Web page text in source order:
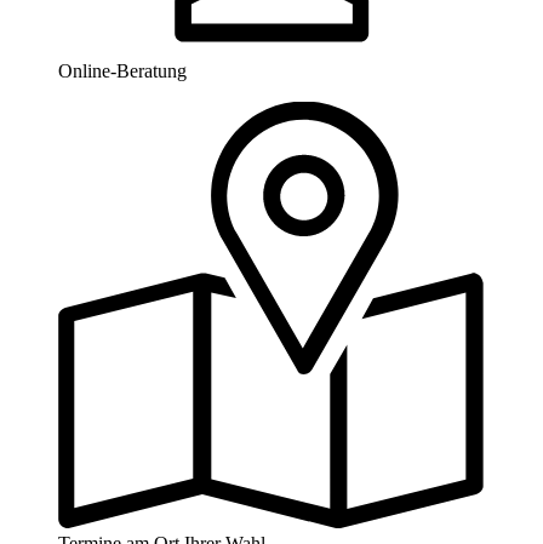
Online-Beratung